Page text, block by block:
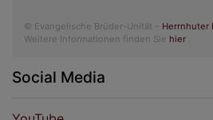
© Evangelische Brüder-Unität – Herrnhuter
Weitere Informationen finden Sie hier
Social Media